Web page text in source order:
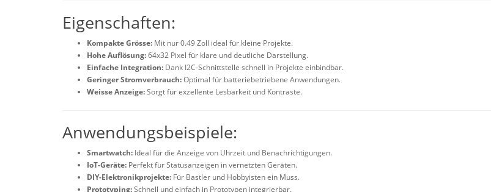
Eigenschaften:
Kompakte Grösse: Mit nur 0.49 Zoll ideal für kleine Projekte.
Hohe Auflösung:64x32 Pixel für klare und deutliche Darstellung.
Einfache Integration: Dank I2C-Schnittstelle schnell in Projekte einbindbar.
Geringer Stromverbrauch:Optimal für batteriebetriebene Anwendungen.
Weisse Anzeige:Sorgt für exzellente Lesbarkeit und Kontraste.
Anwendungsbeispiele:
Smartwatch: Ideal für die Anzeige von Uhrzeit und Benachrichtigungen.
IoT-Geräte: Perfekt für Statusanzeigen in vernetzten Geräten.
DIY-Elektronikprojekte: Für Bastler und Hobbyisten ein Muss.
Prototyping:Schnell und einfach in Prototypen integrierbar.